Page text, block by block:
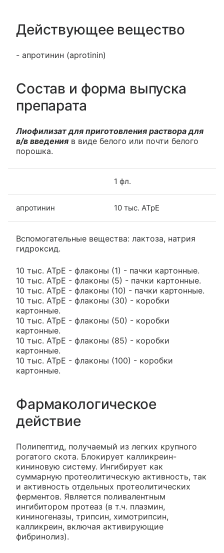
Действующее вещество
- апротинин (aprotinin)
Состав и форма выпуска
препарата
Лиофилизат для приготовления раствора для
в/в введения в виде белого или почти белого
порошка.
1 фл.
апротинин 10 тыс. АТрЕ
Вспомогательные вещества: лактоза, натрия
гидроксид.
10 тыс. АТрЕ - флаконы (1) - пачки картонные.
10 тыс. АТрЕ - флаконы (5) - пачки картонные.
10 тыс. АТрЕ - флаконы (10) - пачки картонные.
10 тыс. АТрЕ - флаконы (30) - коробки
картонные.
10 тыс. АТрЕ - флаконы (50) - коробки
картонные.
10 тыс. АТрЕ - флаконы (85) - коробки
картонные.
10 тыс. АТрЕ - флаконы (100) - коробки
картонные.
Фармакологическое
действие
Полипептид, получаемый из легких крупного
рогатого скота. Блокирует калликреин-
кининовую систему. Ингибирует как
суммарную протеолитическую активность, так
и активность отдельных протеолитических
ферментов. Является поливалентным
ингибитором протеаз (в т.ч. плазмин,
кининогеназы, трипсин, химотрипсин,
калликреин, включая активирующие
фибринолиз).